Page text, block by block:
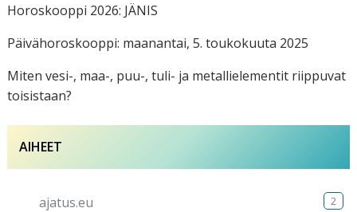
Horoskooppi 2026: JÄNIS
Päivähoroskooppi: maanantai, 5. toukokuuta 2025
Miten vesi-, maa-, puu-, tuli- ja metallielementit riippuvat
toisistaan?
AIHEET
ajatus.eu 2